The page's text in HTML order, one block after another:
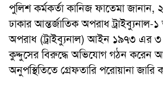
পুলিশ কর্মকর্তা কানিজ ফাতেমা জানান,
ঢাকার আন্তর্জাতিক অপরাধ
অপরাধ (ট্রাইব্যুনাল) আইন ১৯৭৩ এর ৩
কুদ্দুসের বিরুদ্ধে অভিযোগ গঠন করেন
অনুপস্থিতিতে গ্রেফতারি পরোয়ানা